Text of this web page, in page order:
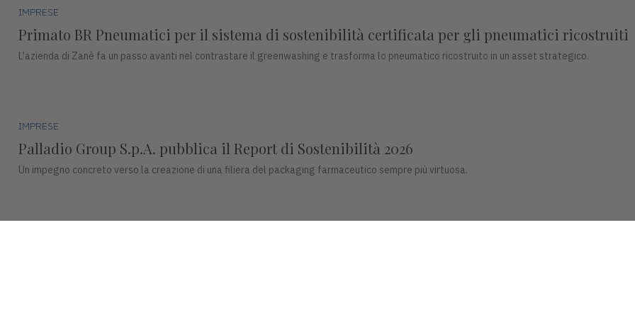
IMPRESE
Primato BR Pneumatici per il sistema di sostenibilità certificata per gli pneumatici ricostruiti
L'azienda di Zanè fa un passo avanti nel contrastare il greenwashing e trasforma lo pneumatico ricostruito in un asset strategico.
IMPRESE
Palladio Group S.p.A. pubblica il Report di Sostenibilità 2026
Un impegno concreto verso la creazione di una filiera del packaging farmaceutico sempre più virtuosa.